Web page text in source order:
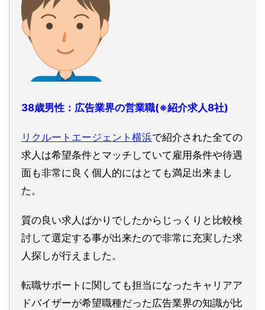
38歳男性：広告業界の営業職(※紹介求人8社)
リクルートエージェント横浜で紹介された全ての
求人は希望条件とマッチしていて雇用条件や待遇
面も非常に良く個人的にはとても満足出来まし
た。
質の良い求人ばかりでしたからじっくりと比較検
討して選定する事が出来たので非常に充実した求
人探しが行えました。
転職サポートに関しても担当になったキャリアア
ドバイザーが希望職種だった広告業界の知識が比